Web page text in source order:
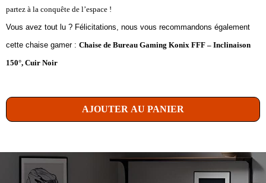
partez à la conquête de l’espace !
Vous avez tout lu ? Félicitations, nous vous recommandons également
cette chaise gamer : Chaise de Bureau Gaming Konix FFF – Inclinaison
150°, Cuir Noir
AJOUTER AU PANIER